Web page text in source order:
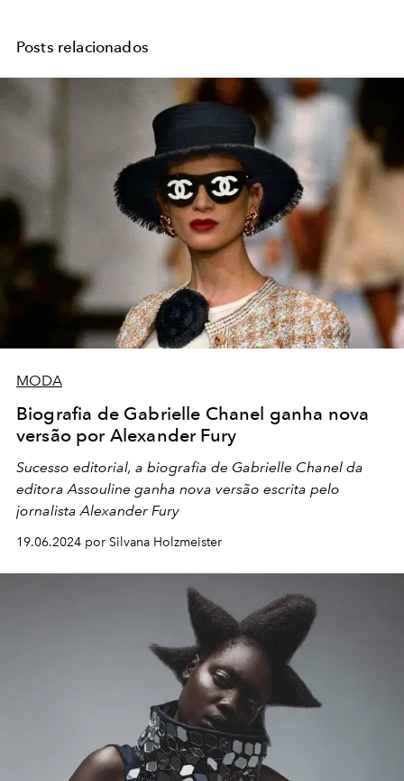
Posts relacionados
MODA
Biografia de Gabrielle Chanel ganha nova
versão por Alexander Fury
Sucesso editorial, a biografia de Gabrielle Chanel da
editora Assouline ganha nova versão escrita pelo
jornalista Alexander Fury
19.06.2024 por Silvana Holzmeister